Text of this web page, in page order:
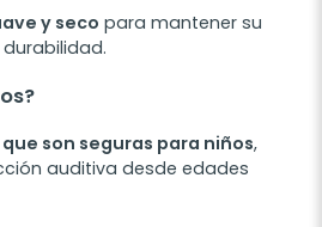
y seco para mantener su
son seguras para niños,
auditiva desde edades